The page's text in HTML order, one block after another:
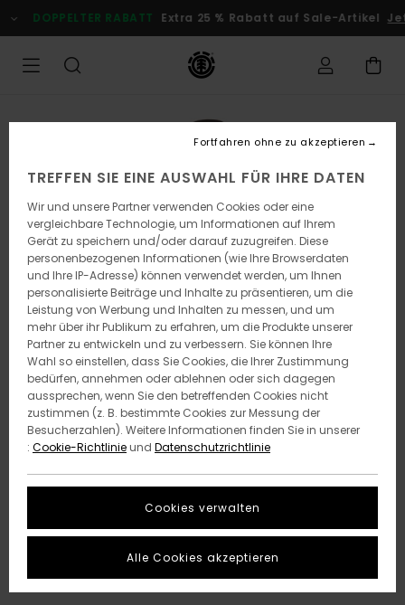
zur
Produktinformation
DOPPELTER RABATT Extra 25 % Rabatt auf Sale-Artikel
TREFFEN SIE EINE AUSWAHL FÜR IHRE DATEN
Wir und unsere Partner verwenden Cookies oder eine
vergleichbare Technologie, um Informationen auf Ihrem
Gerät zu speichern und/oder darauf zuzugreifen. Diese
personenbezogenen Informationen (wie Ihre Browserdaten
und Ihre IP-Adresse) können verwendet werden, um Ihnen
personalisierte Beiträge und Inhalte zu präsentieren, um die
Leistung von Werbung und Inhalten zu messen, und um
mehr über ihr Publikum zu erfahren, um die Produkte unserer
Partner zu entwickeln und zu verbessern. Sie können Ihre
Wahl so einstellen, dass Sie Cookies, die Ihrer Zustimmung
bedürfen, annehmen oder ablehnen oder sich dagegen
aussprechen, wenn Sie den betreffenden Cookies nicht
zustimmen (z. B. bestimmte Cookies zur Messung der
Besucherzahlen). Weitere Informationen finden Sie in unserer
: Cookie-Richtlinieund Datenschutzrichtlinie
Cookies verwalten
Fortfahren ohne zu akzeptieren
Alle Cookies akzeptieren